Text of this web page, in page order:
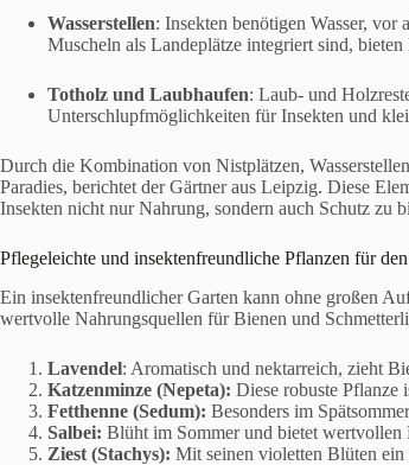
Wasserstellen: Insekten benötigen Wasser, vor
Muscheln als Landeplätze integriert sind,
Totholz und Laubhaufen: Laub- und
Unterschlupfmöglichkeiten für Insekten und
Durch die Kombination von Nistplätzen,
Paradies, berichtet der Gärtner aus Leipzig. Diese
Insekten nicht nur Nahrung, sondern auch Schutz zu
Pflegeleichte und insektenfreundliche Pflanzen für
Ein insektenfreundlicher Garten kann ohne großen
wertvolle Nahrungsquellen für Bienen und
Lavendel: Aromatisch und nektarreich, zieht
Katzenminze (Nepeta): Diese robuste Pflanze
Fetthenne (Sedum): Besonders im
Salbei: Blüht im Sommer und bietet wertvollen
Ziest (Stachys): Mit seinen violetten Blüten